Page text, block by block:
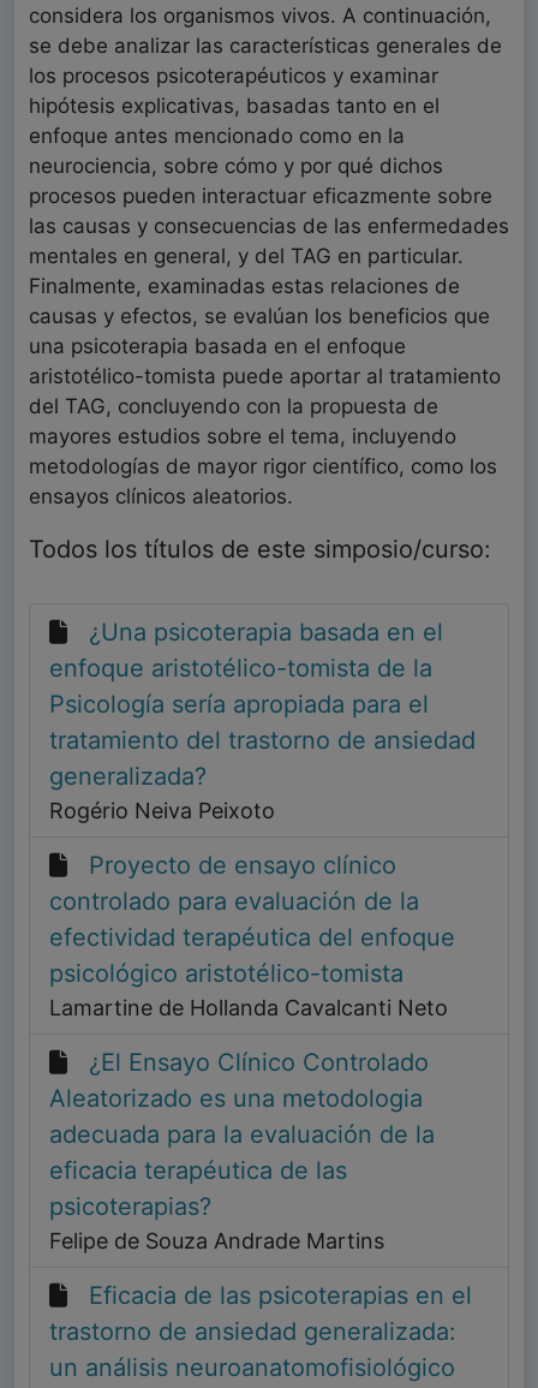
considera los organismos vivos. A continuación,
se debe analizar las características generales de
los procesos psicoterapéuticos y examinar
hipótesis explicativas, basadas tanto en el
enfoque antes mencionado como en la
neurociencia, sobre cómo y por qué dichos
procesos pueden interactuar eficazmente sobre
las causas y consecuencias de las enfermedades
mentales en general, y del TAG en particular.
Finalmente, examinadas estas relaciones de
causas y efectos, se evalúan los beneficios que
una psicoterapia basada en el enfoque
aristotélico-tomista puede aportar al tratamiento
del TAG, concluyendo con la propuesta de
mayores estudios sobre el tema, incluyendo
metodologías de mayor rigor científico, como los
ensayos clínicos aleatorios.
Todos los títulos de este simposio/curso:
¿Una psicoterapia basada en el
enfoque aristotélico-tomista de la
Psicología sería apropiada para el
tratamiento del trastorno de ansiedad
generalizada?
Rogério Neiva Peixoto
Proyecto de ensayo clínico
controlado para evaluación de la
efectividad terapéutica del enfoque
psicológico aristotélico-tomista
Lamartine de Hollanda Cavalcanti Neto
¿El Ensayo Clínico Controlado
Aleatorizado es una metodologia
adecuada para la evaluación de la
eficacia terapéutica de las
psicoterapias?
Felipe de Souza Andrade Martins
Eficacia de las psicoterapias en el
trastorno de ansiedad generalizada:
un análisis neuroanatomofisiológico